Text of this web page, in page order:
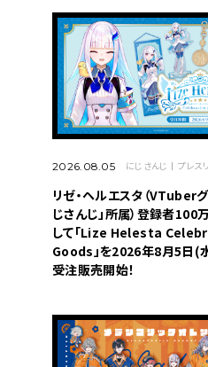
2026.08.05 にじさんじ プレス
リゼ・ヘルエスタ（VTuber
じさんじ」所属）登録者100
して「Lize Helesta
Goods」を2026年8月5日(
受注販売開始！